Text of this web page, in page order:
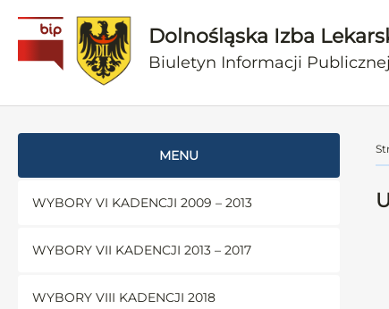
Dolnośląska Izba
Biuletyn Informacji Publicznej
MENU
WYBORY VI KADENCJI 2009 – 2013
WYBORY VII KADENCJI 2013 – 2017
WYBORY VIII KADENCJI 2018